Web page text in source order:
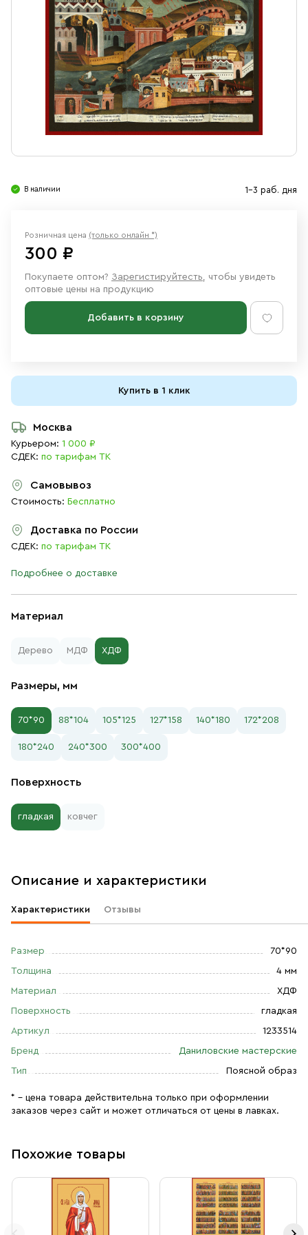
Ювелирные изделия
В наличии 1-3 раб. дня
Материал
Дерево МДФ ХДФ
Размеры, мм
70*90 88*104 105*125 127*158 140*180 172*208
180*240 240*300 300*400
Поверхность
гладкая ковчег
Розничная цена (только онлайн *)
300 ₽
Покупаете оптом? Зарегистируйтесть, чтобы увидеть
оптовые цены на продукцию
Добавить в корзину
Купить в 1 клик
Москва
Курьером: 1 000 ₽
СДЕК: по тарифам ТК
Самовывоз
Стоимость: Бесплатно
Доставка по России
СДЕК: по тарифам ТК
Подробнее о доставке
Описание и характеристики
Характеристики Отзывы
Размер 70*90
Толщина 4 мм
Материал ХДФ
Поверхность гладкая
Артикул 1233514
Бренд Даниловские мастерские
Тип Поясной образ
* – цена товара действительна только при оформлении
заказов через сайт и может отличаться от цены в лавках.
Похожие товары